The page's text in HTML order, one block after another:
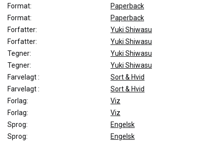
Format:
Paperback
Format:
Paperback
Forfatter:
Yuki Shiwasu
Forfatter:
Yuki Shiwasu
Tegner:
Yuki Shiwasu
Tegner:
Yuki Shiwasu
Farvelagt :
Sort & Hvid
Farvelagt :
Sort & Hvid
Forlag:
Viz
Forlag:
Viz
Sprog:
Engelsk
Sprog:
Engelsk